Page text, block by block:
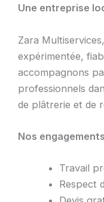
Une entreprise
Zara
expérimentée,
accompagnons
professionnels
de plâtrerie et de
Nos
Travail
Respect